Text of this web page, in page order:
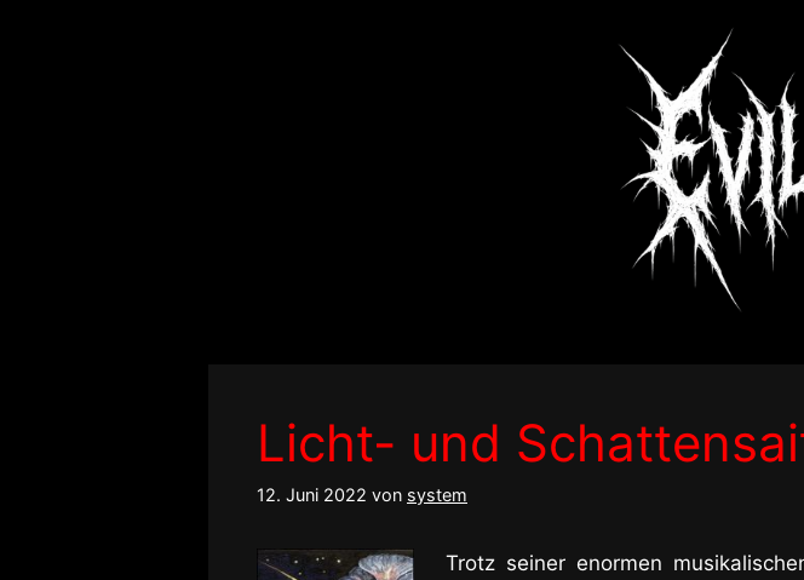
Licht- und
12. Juni 2022 von system
Trotz seiner enormen